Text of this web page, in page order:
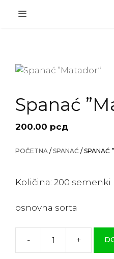
MENU
Spanać
200.00 рсд
POČETNA /SPANAĆ / SPANAĆ
Količina: 200 semenki
osnovna sorta
- +